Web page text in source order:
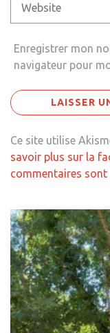
Enregistrer mon
navigateur pour
Ce site utilise
savoir plus sur la
commentaires sont